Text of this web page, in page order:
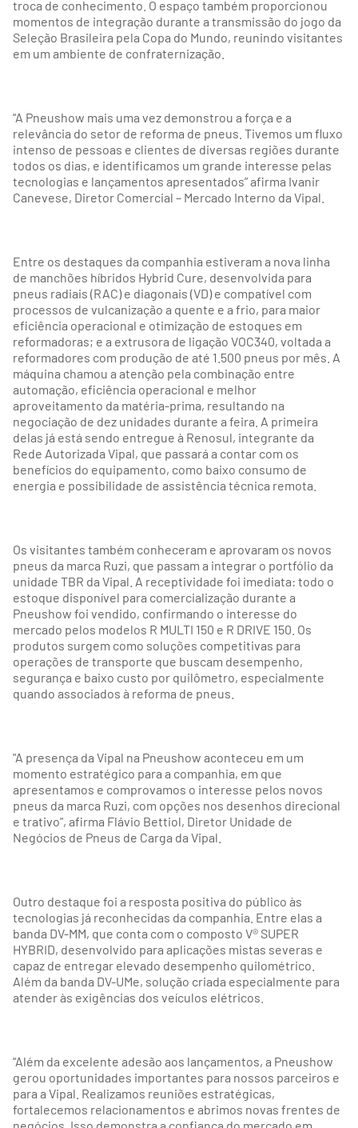
troca de conhecimento. O espaço também proporcionou
momentos de integração durante a transmissão do jogo da
Seleção Brasileira pela Copa do Mundo, reunindo visitantes
em um ambiente de confraternização.
“A Pneushow mais uma vez demonstrou a força e a
relevância do setor de reforma de pneus. Tivemos um fluxo
intenso de pessoas e clientes de diversas regiões durante
todos os dias, e identificamos um grande interesse pelas
tecnologias e lançamentos apresentados” afirma Ivanir
Canevese, Diretor Comercial – Mercado Interno da Vipal.
Entre os destaques da companhia estiveram a nova linha
de manchões híbridos Hybrid Cure, desenvolvida para
pneus radiais (RAC) e diagonais (VD) e compatível com
processos de vulcanização a quente e a frio, para maior
eficiência operacional e otimização de estoques em
reformadoras; e a extrusora de ligação VOC340, voltada a
reformadores com produção de até 1.500 pneus por mês. A
máquina chamou a atenção pela combinação entre
automação, eficiência operacional e melhor
aproveitamento da matéria-prima, resultando na
negociação de dez unidades durante a feira. A primeira
delas já está sendo entregue à Renosul, integrante da
Rede Autorizada Vipal, que passará a contar com os
benefícios do equipamento, como baixo consumo de
energia e possibilidade de assistência técnica remota.
Os visitantes também conheceram e aprovaram os novos
pneus da marca Ruzi, que passam a integrar o portfólio da
unidade TBR da Vipal. A receptividade foi imediata: todo o
estoque disponível para comercialização durante a
Pneushow foi vendido, confirmando o interesse do
mercado pelos modelos R MULTI 150 e R DRIVE 150. Os
produtos surgem como soluções competitivas para
operações de transporte que buscam desempenho,
segurança e baixo custo por quilômetro, especialmente
quando associados à reforma de pneus.
"A presença da Vipal na Pneushow aconteceu em um
momento estratégico para a companhia, em que
apresentamos e comprovamos o interesse pelos novos
pneus da marca Ruzi, com opções nos desenhos direcional
e trativo", afirma Flávio Bettiol, Diretor Unidade de
Negócios de Pneus de Carga da Vipal.
Outro destaque foi a resposta positiva do público às
tecnologias já reconhecidas da companhia. Entre elas a
banda DV-MM, que conta com o composto V® SUPER
HYBRID, desenvolvido para aplicações mistas severas e
capaz de entregar elevado desempenho quilométrico.
Além da banda DV-UMe, solução criada especialmente para
atender às exigências dos veículos elétricos.
“Além da excelente adesão aos lançamentos, a Pneushow
gerou oportunidades importantes para nossos parceiros e
para a Vipal. Realizamos reuniões estratégicas,
fortalecemos relacionamentos e abrimos novas frentes de